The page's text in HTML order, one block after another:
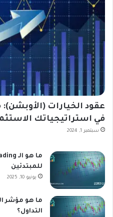
عقود الخيارات
في استراتيجياتك
سبتمبر 1, 2024
للمبتدئين
يونيو 10, 2025
ما هو مؤشر
التداول؟